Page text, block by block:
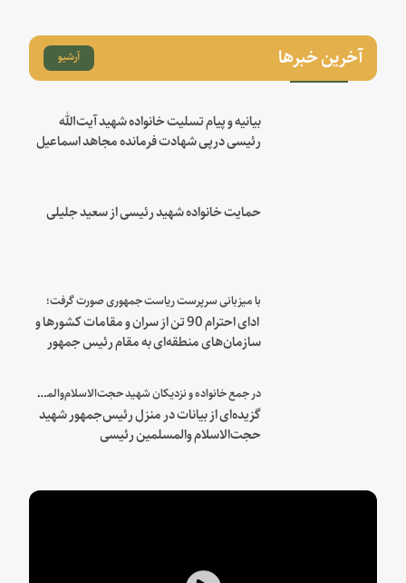
آخرین خبرها آرشیو
بیانیه و پیام تسلیت خانواده شهید آیت‌الله
رئیسی درپی شهادت فرمانده مجاهد اسماعیل
حمایت خانواده شهید رئیسی از سعید جلیلی
با میزبانی سرپرست ریاست جمهوری صورت گرفت؛
ادای احترام 90 تن از سران و مقامات کشورها و
سازمان‌های منطقه‌ای به مقام رئیس جمهور
در جمع خانواده و نزدیکان شهید حجت‌الاسلام‌والمسلمین رئیسی:
گزیده‌ای از بیانات در منزل رئیس‌جمهور شهید
حجت‌الاسلام والمسلمین رئیسی